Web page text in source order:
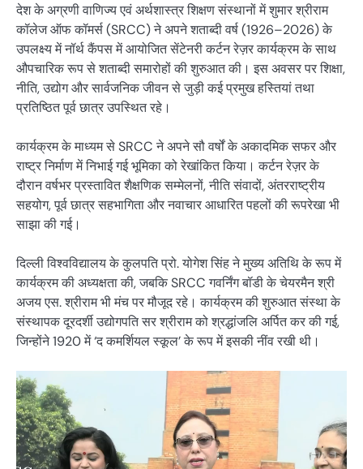
देश के अग्रणी वाणिज्य एवं अर्थशास्त्र शिक्षण संस्थानों में शुमार श्रीराम
कॉलेज ऑफ कॉमर्स (SRCC) ने अपने शताब्दी वर्ष (1926–2026) के
उपलक्ष्य में नॉर्थ कैंपस में आयोजित सेंटेनरी कर्टन रेज़र कार्यक्रम के साथ
औपचारिक रूप से शताब्दी समारोहों की शुरुआत की। इस अवसर पर शिक्षा,
नीति, उद्योग और सार्वजनिक जीवन से जुड़ी कई प्रमुख हस्तियां तथा
प्रतिष्ठित पूर्व छात्र उपस्थित रहे।
कार्यक्रम के माध्यम से SRCC ने अपने सौ वर्षों के अकादमिक सफर और
राष्ट्र निर्माण में निभाई गई भूमिका को रेखांकित किया। कर्टन रेज़र के
दौरान वर्षभर प्रस्तावित शैक्षणिक सम्मेलनों, नीति संवादों, अंतरराष्ट्रीय
सहयोग, पूर्व छात्र सहभागिता और नवाचार आधारित पहलों की रूपरेखा भी
साझा की गई।
दिल्ली विश्वविद्यालय के कुलपति प्रो. योगेश सिंह ने मुख्य अतिथि के रूप में
कार्यक्रम की अध्यक्षता की, जबकि SRCC गवर्निंग बॉडी के चेयरमैन श्री
अजय एस. श्रीराम भी मंच पर मौजूद रहे। कार्यक्रम की शुरुआत संस्था के
संस्थापक दूरदर्शी उद्योगपति सर श्रीराम को श्रद्धांजलि अर्पित कर की गई,
जिन्होंने 1920 में ‘द कमर्शियल स्कूल’ के रूप में इसकी नींव रखी थी।